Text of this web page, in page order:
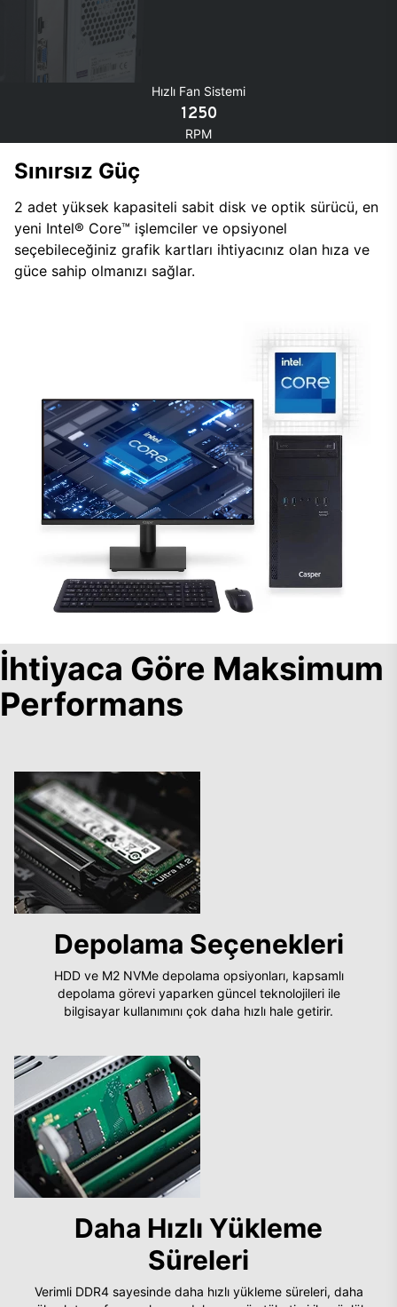
Hızlı Fan Sistemi
1250
RPM
Sınırsız Güç
2 adet yüksek kapasiteli sabit disk ve optik sürücü, en
yeni Intel® Core™ işlemciler ve opsiyonel
seçebileceğiniz grafik kartları ihtiyacınız olan hıza ve
güce sahip olmanızı sağlar.
İhtiyaca Göre Maksimum
Performans
Depolama Seçenekleri
HDD ve M2 NVMe depolama opsiyonları, kapsamlı
depolama görevi yaparken güncel teknolojileri ile
bilgisayar kullanımını çok daha hızlı hale getirir.
Daha Hızlı Yükleme
Süreleri
Verimli DDR4 sayesinde daha hızlı yükleme süreleri, daha